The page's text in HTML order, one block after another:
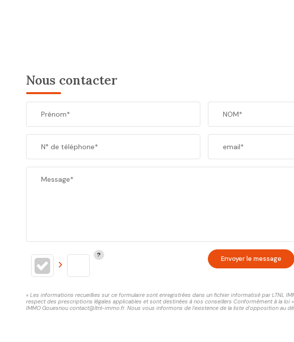
Nous contacter
Prénom* NOM*
N° de téléphone* email*
Message*
Envoyer le message
« Les informations recueillies sur ce formulaire sont enregistrées dans un fichier informatisé par LTNL
respect des prescriptions légales applicables et sont destinées à nos conseillers Conformément à la
IMMO Gouesnou contact@ltnl-immo.fr. Nous vous informons de l'existence de la liste d'opposition au